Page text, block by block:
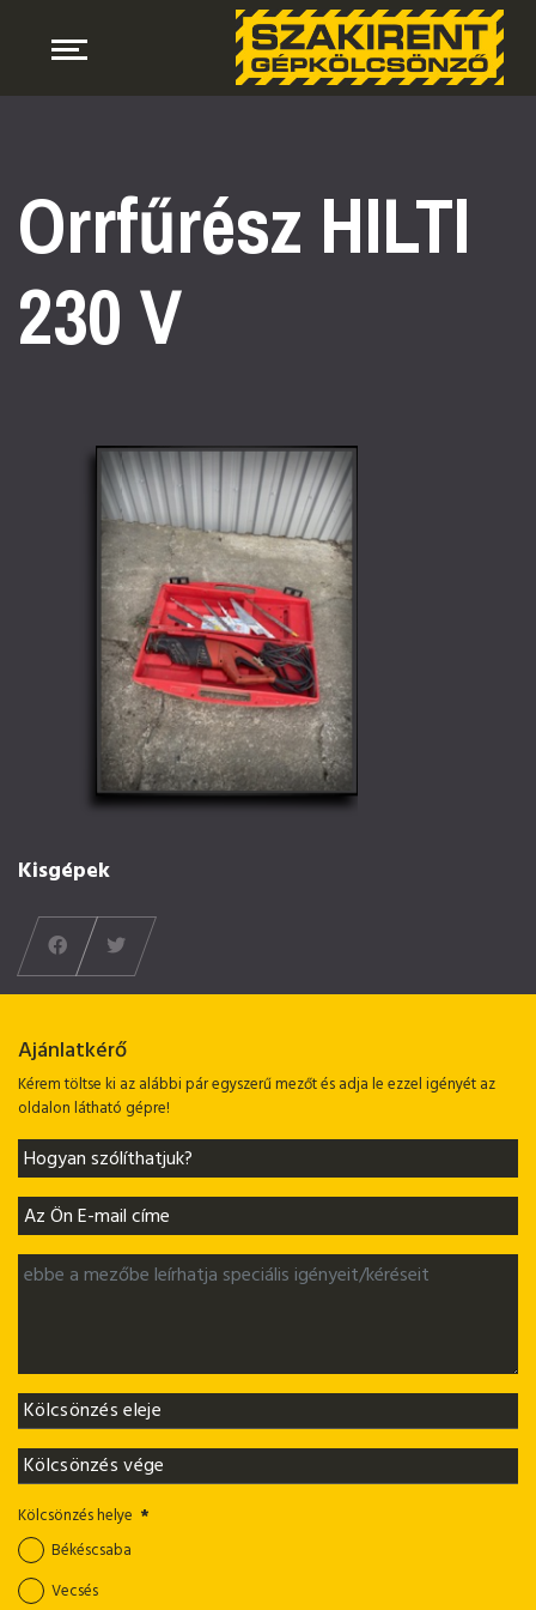
Orrfűrész HILTI
230 V
Kisgépek
Ajánlatkérő
Kérem töltse ki az alábbi pár egyszerű mezőt és adja le ezzel igényét az
oldalon látható gépre!
Kölcsönzés helye *
Békéscsaba
Vecsés